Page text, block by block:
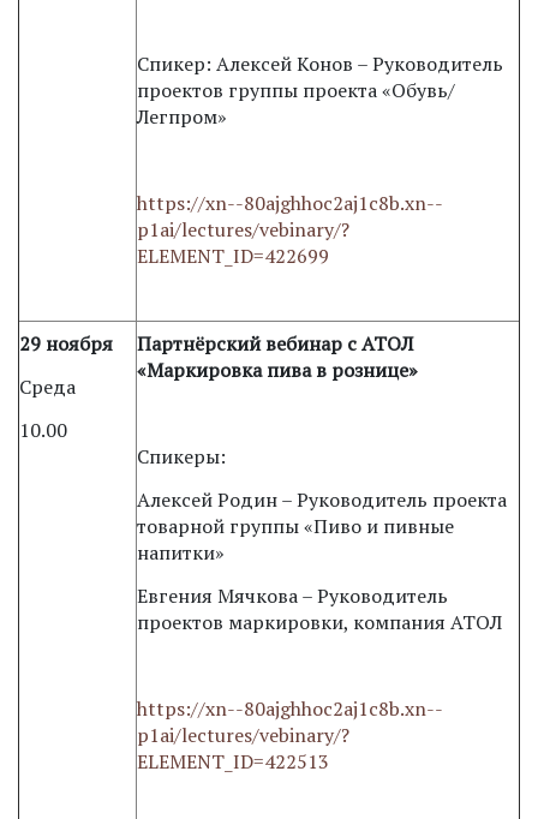
Спикер: Алексей Конов – Руководитель
проектов группы проекта «Обувь/
Легпром»
https://xn--80ajghhoc2aj1c8b.xn--
p1ai/lectures/vebinary/?
ELEMENT_ID=422699
29 ноября
Среда
10.00
Партнёрский вебинар с АТОЛ
«Маркировка пива в рознице»
Спикеры:
Алексей Родин – Руководитель проекта
товарной группы «Пиво и пивные
напитки»
Евгения Мячкова – Руководитель
проектов маркировки, компания АТОЛ
https://xn--80ajghhoc2aj1c8b.xn--
p1ai/lectures/vebinary/?
ELEMENT_ID=422513